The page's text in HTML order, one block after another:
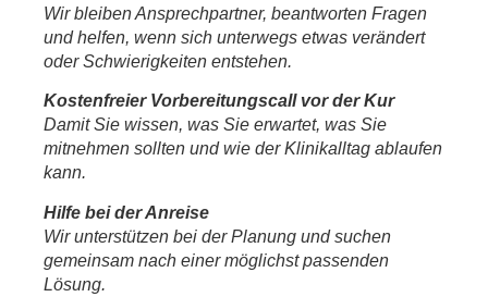
Wir bleiben Ansprechpartner, beantworten Fragen
und helfen, wenn sich unterwegs etwas verändert
oder Schwierigkeiten entstehen.
Kostenfreier Vorbereitungscall vor der Kur
Damit Sie wissen, was Sie erwartet, was Sie
mitnehmen sollten und wie der Klinikalltag ablaufen
kann.
Hilfe bei der Anreise
Wir unterstützen bei der Planung und suchen
gemeinsam nach einer möglichst passenden
Lösung.